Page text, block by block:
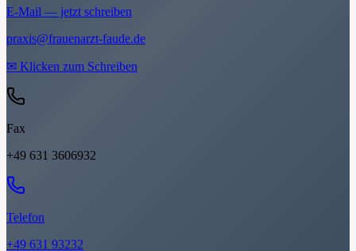
E-Mail — jetzt schreiben
praxis@frauenarzt-faude.de
✉ Klicken zum Schreiben
Fax
+49 631 3606932
Telefon
+49 631 93232